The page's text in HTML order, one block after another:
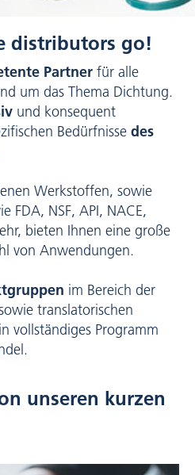
distributors go!
Partner für alle
um das Thema Dichtung.
und konsequent
Bedürfnisse des
Werkstoffen, sowie
FDA, NSF, API, NACE,
bieten Ihnen eine große
von Anwendungen.
im Bereich der
translatorischen
vollständiges Programm
unseren kurzen